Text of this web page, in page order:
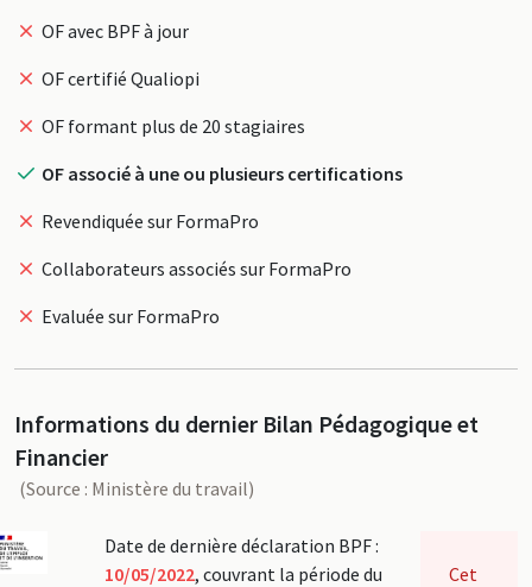
OF avec BPF à jour
OF certifié Qualiopi
OF formant plus de 20 stagiaires
OF associé à une ou plusieurs certifications
Revendiquée sur FormaPro
Collaborateurs associés sur FormaPro
Evaluée sur FormaPro
Informations du dernier Bilan Pédagogique et
Financier
(Source : Ministère du travail)
Date de dernière déclaration BPF :
10/05/2022, couvrant la période du
Cet